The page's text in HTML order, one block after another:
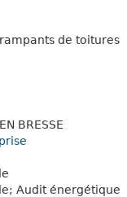
de toitures
BRESSE
Audit énergétique